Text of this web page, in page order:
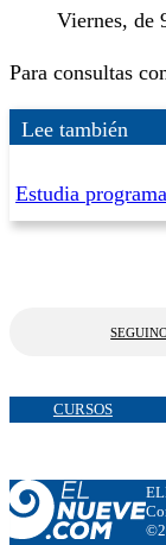
Viernes, de
Para consultas
Lee también
Estudia
CURSOS